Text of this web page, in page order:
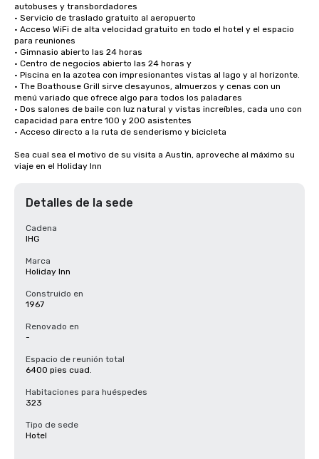
autobuses y transbordadores
• Servicio de traslado gratuito al aeropuerto
• Acceso WiFi de alta velocidad gratuito en todo el hotel y el espacio
para reuniones
• Gimnasio abierto las 24 horas
• Centro de negocios abierto las 24 horas y
• Piscina en la azotea con impresionantes vistas al lago y al horizonte.
• The Boathouse Grill sirve desayunos, almuerzos y cenas con un
menú variado que ofrece algo para todos los paladares
• Dos salones de baile con luz natural y vistas increíbles, cada uno con
capacidad para entre 100 y 200 asistentes
• Acceso directo a la ruta de senderismo y bicicleta
Sea cual sea el motivo de su visita a Austin, aproveche al máximo su
viaje en el Holiday Inn
Detalles de la sede
Cadena
IHG
Marca
Holiday Inn
Construido en
1967
Renovado en
-
Espacio de reunión total
6400 pies cuad.
Habitaciones para huéspedes
323
Tipo de sede
Hotel